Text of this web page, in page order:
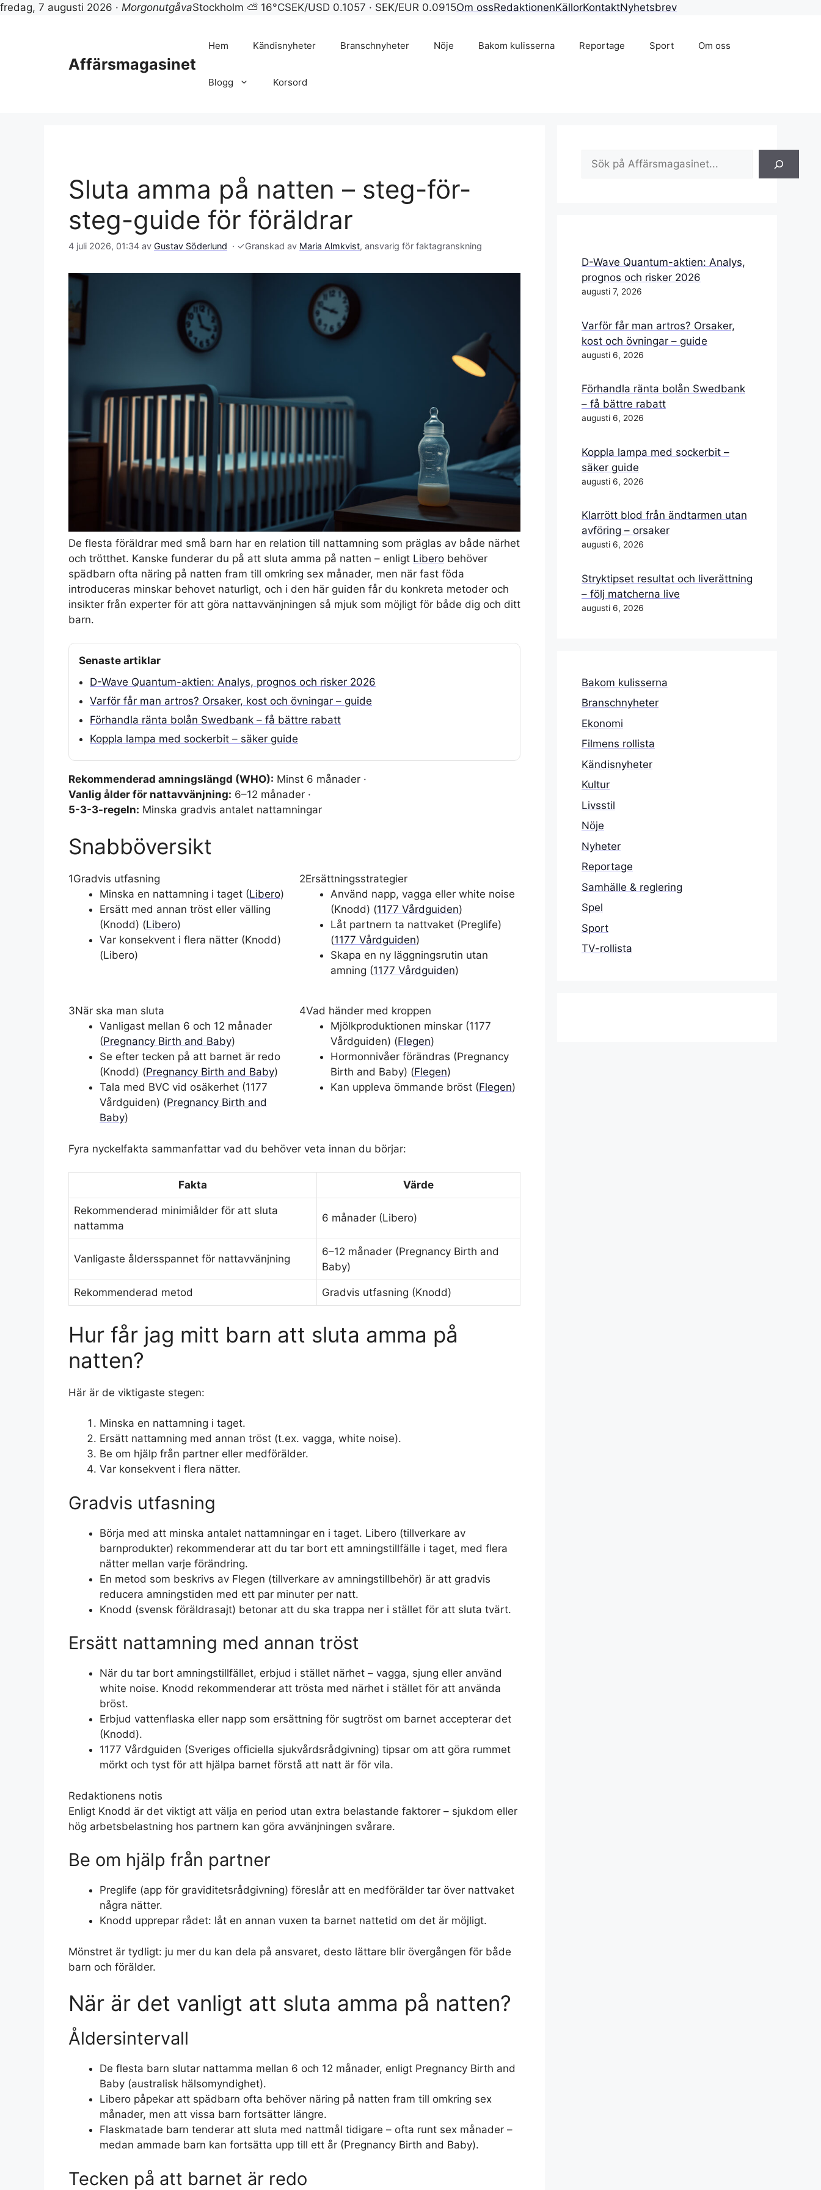
fredag, 7 augusti 2026 · MorgonutgåvaStockholm ⛅ 16°CSEK/USD 0.1057 · SEK/EUR 0.0915Om ossRedaktionenKällorKontaktNyhetsbrev
Affärsmagasinet
Hem Kändisnyheter Branschnyheter Nöje Bakom kulisserna Reportage Sport Om oss
Blogg Korsord
Sluta amma på natten – steg-för-
steg-guide för föräldrar
4 juli 2026, 01:34 av Gustav Söderlund · ✓Granskad av Maria Almkvist, ansvarig för faktagranskning
De flesta föräldrar med små barn har en relation till nattamning som präglas av både närhet
och trötthet. Kanske funderar du på att sluta amma på natten – enligt Libero behöver
spädbarn ofta näring på natten fram till omkring sex månader, men när fast föda
introduceras minskar behovet naturligt, och i den här guiden får du konkreta metoder och
insikter från experter för att göra nattavvänjningen så mjuk som möjligt för både dig och ditt
barn.
Senaste artiklar
D-Wave Quantum-aktien: Analys, prognos och risker 2026
Varför får man artros? Orsaker, kost och övningar – guide
Förhandla ränta bolån Swedbank – få bättre rabatt
Koppla lampa med sockerbit – säker guide
Rekommenderad amningslängd (WHO): Minst 6 månader ·
Vanlig ålder för nattavvänjning: 6–12 månader ·
5-3-3-regeln: Minska gradvis antalet nattamningar
Snabböversikt
1Gradvis utfasning
Minska en nattamning i taget (Libero)
Ersätt med annan tröst eller välling
(Knodd) (Libero)
Var konsekvent i flera nätter (Knodd)
(Libero)
2Ersättningsstrategier
Använd napp, vagga eller white noise
(Knodd) (1177 Vårdguiden)
Låt partnern ta nattvaket (Preglife)
(1177 Vårdguiden)
Skapa en ny läggningsrutin utan
amning (1177 Vårdguiden)
3När ska man sluta
Vanligast mellan 6 och 12 månader
(Pregnancy Birth and Baby)
Se efter tecken på att barnet är redo
(Knodd) (Pregnancy Birth and Baby)
Tala med BVC vid osäkerhet (1177
Vårdguiden) (Pregnancy Birth and
Baby)
4Vad händer med kroppen
Mjölkproduktionen minskar (1177
Vårdguiden) (Flegen)
Hormonnivåer förändras (Pregnancy
Birth and Baby) (Flegen)
Kan uppleva ömmande bröst (Flegen)
Fyra nyckelfakta sammanfattar vad du behöver veta innan du börjar:
Fakta Värde
Rekommenderad minimiålder för att sluta
nattamma
6 månader (Libero)
Vanligaste åldersspannet för nattavvänjning
6–12 månader (Pregnancy Birth and
Baby)
Rekommenderad metod Gradvis utfasning (Knodd)
Hur får jag mitt barn att sluta amma på
natten?
Här är de viktigaste stegen:
Minska en nattamning i taget.
Ersätt nattamning med annan tröst (t.ex. vagga, white noise).
Be om hjälp från partner eller medförälder.
Var konsekvent i flera nätter.
Gradvis utfasning
Börja med att minska antalet nattamningar en i taget. Libero (tillverkare av
barnprodukter) rekommenderar att du tar bort ett amningstillfälle i taget, med flera
nätter mellan varje förändring.
En metod som beskrivs av Flegen (tillverkare av amningstillbehör) är att gradvis
reducera amningstiden med ett par minuter per natt.
Knodd (svensk föräldrasajt) betonar att du ska trappa ner i stället för att sluta tvärt.
Ersätt nattamning med annan tröst
När du tar bort amningstillfället, erbjud i stället närhet – vagga, sjung eller använd
white noise. Knodd rekommenderar att trösta med närhet i stället för att använda
bröst.
Erbjud vattenflaska eller napp som ersättning för sugtröst om barnet accepterar det
(Knodd).
1177 Vårdguiden (Sveriges officiella sjukvårdsrådgivning) tipsar om att göra rummet
mörkt och tyst för att hjälpa barnet förstå att natt är för vila.
Redaktionens notis
Enligt Knodd är det viktigt att välja en period utan extra belastande faktorer – sjukdom eller
hög arbetsbelastning hos partnern kan göra avvänjningen svårare.
Be om hjälp från partner
Preglife (app för graviditetsrådgivning) föreslår att en medförälder tar över nattvaket
några nätter.
Knodd upprepar rådet: låt en annan vuxen ta barnet nattetid om det är möjligt.
Mönstret är tydligt: ju mer du kan dela på ansvaret, desto lättare blir övergången för både
barn och förälder.
När är det vanligt att sluta amma på natten?
Åldersintervall
De flesta barn slutar nattamma mellan 6 och 12 månader, enligt Pregnancy Birth and
Baby (australisk hälsomyndighet).
Libero påpekar att spädbarn ofta behöver näring på natten fram till omkring sex
månader, men att vissa barn fortsätter längre.
Flaskmatade barn tenderar att sluta med nattmål tidigare – ofta runt sex månader –
medan ammade barn kan fortsätta upp till ett år (Pregnancy Birth and Baby).
Tecken på att barnet är redo
Sök
D-Wave Quantum-aktien: Analys,
prognos och risker 2026
augusti 7, 2026
Varför får man artros? Orsaker,
kost och övningar – guide
augusti 6, 2026
Förhandla ränta bolån Swedbank
– få bättre rabatt
augusti 6, 2026
Koppla lampa med sockerbit –
säker guide
augusti 6, 2026
Klarrött blod från ändtarmen utan
avföring – orsaker
augusti 6, 2026
Stryktipset resultat och liverättning
– följ matcherna live
augusti 6, 2026
Bakom kulisserna
Branschnyheter
Ekonomi
Filmens rollista
Kändisnyheter
Kultur
Livsstil
Nöje
Nyheter
Reportage
Samhälle & reglering
Spel
Sport
TV-rollista